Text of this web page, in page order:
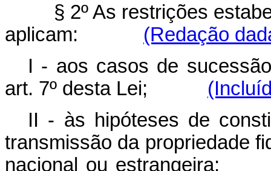
§ 2º As restrições
aplicam:
(Redação
I - aos casos de
art. 7º desta Lei;
II - às hipóteses de
transmissão da propriedade
nacional ou estrangeira;